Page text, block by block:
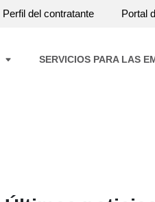
Perfil del contratante Portal
SERVICIOS PARA LAS